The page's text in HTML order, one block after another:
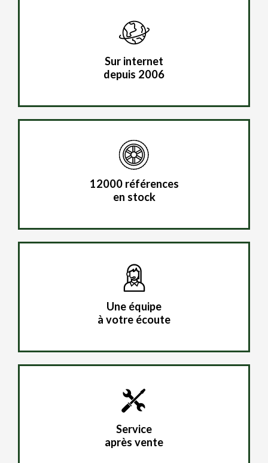
Sur internet
depuis 2006
12000 références
en stock
Une équipe
à votre écoute
Service
après vente